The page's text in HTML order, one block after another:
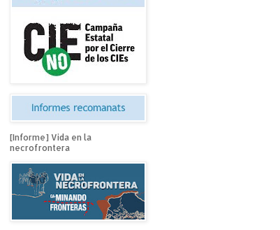
[Informe] Vida en la
necrofrontera